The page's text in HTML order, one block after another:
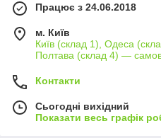
Працює з 24.06.2018
м. Київ
Київ (склад 1), Одеса
Полтава (склад 4) —
Контакти
Сьогодні вихідний
Показати весь графік